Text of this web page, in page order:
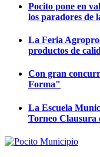
Pocito pone en
los paradores de
La Feria
productos de
Con gran
Forma"
La Escuela
Torneo Clausura